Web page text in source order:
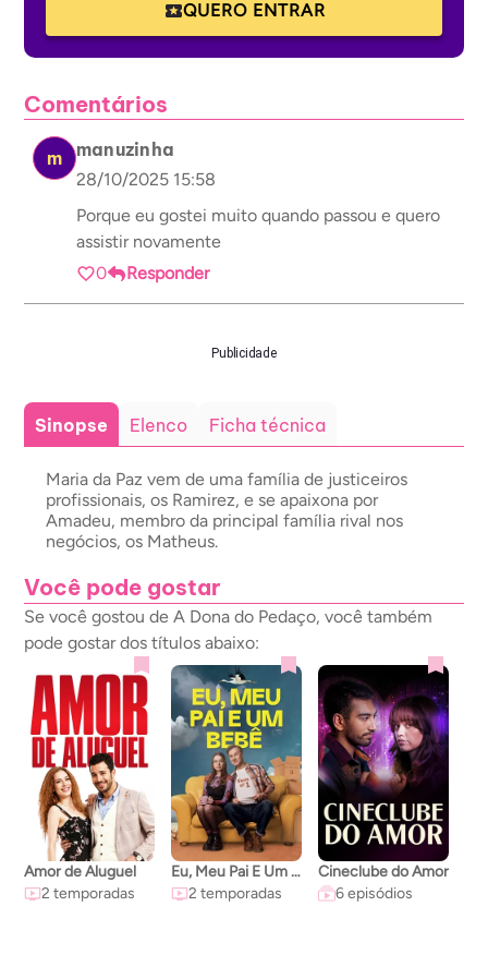
QUERO ENTRAR
Comentários
m manuzinha
28/10/2025 15:58
Porque eu gostei muito quando passou e quero
assistir novamente
0
Responder
Publicidade
Sinopse Elenco Ficha técnica
Maria da Paz vem de uma família de justiceiros
profissionais, os Ramirez, e se apaixona por
Amadeu, membro da principal família rival nos
negócios, os Matheus.
Você pode gostar
Se você gostou de A Dona do Pedaço, você também
pode gostar dos títulos abaixo:
Amor de Aluguel
2 temporadas
Eu, Meu Pai E Um Bebê
2 temporadas
Cineclube do Amor
6 episódios